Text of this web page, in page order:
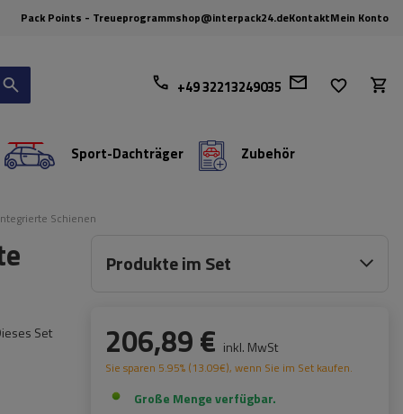
Pack Points - Treueprogrammshop@interpack24.deKontaktMein Konto
+49 32213249035
Sport-Dachträger Zubehör
Schienen
Set
Produkte im Set
206,89 € inkl. MwSt
Sie sparen 5.95% (13.09€), wenn Sie im Set kaufen.
Große Menge verfügbar